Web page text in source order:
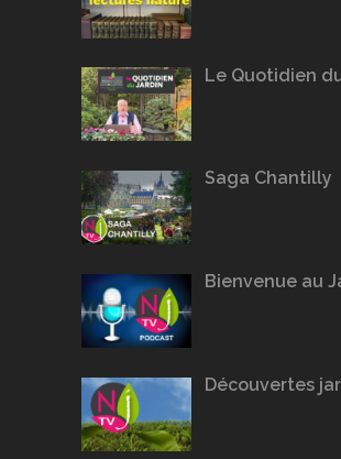
Le Quotidien
Saga Chantilly
Bienvenue au
Découvertes